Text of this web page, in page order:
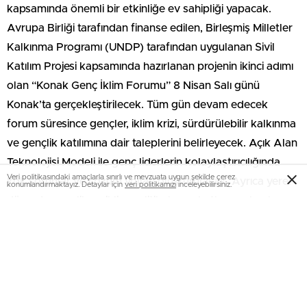
kapsamında önemli bir etkinliğe ev sahipliği yapacak.
Avrupa Birliği tarafından finanse edilen, Birleşmiş Milletler
Kalkınma Programı (UNDP) tarafından uygulanan Sivil
Katılım Projesi kapsamında hazırlanan projenin ikinci adımı
olan “Konak Genç İklim Forumu” 8 Nisan Salı günü
Konak’ta gerçekleştirilecek. Tüm gün devam edecek
forum süresince gençler, iklim krizi, sürdürülebilir kalkınma
ve gençlik katılımına dair taleplerini belirleyecek. Açık Alan
Teknolojisi Modeli ile genç liderlerin kolaylaştırıcılığında
kök sorunlar ve çözüm yolları oluşturulacak. Ayrıca yerel
Veri politikasındaki amaçlarla sınırlı ve mevzuata uygun şekilde çerez
konumlandırmaktayız. Detaylar için veri politikamızı inceleyebilirsiniz.